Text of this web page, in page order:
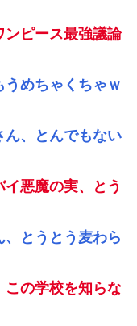
ンピース最強議論
うめちゃくちゃｗ
ん、とんでもない
イ悪魔の実、とう
、とうとう麦わら
この学校を知らな